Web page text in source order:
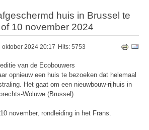
huis in Brussel te
10 november 2024
2024 20:17 Hits: 5753
van de Ecobouwers
opnieuw een huis te bezoeken dat helemaal
Het gaat om een nieuwbouw-rijhuis in
Woluwe (Brussel).
november, rondleiding in het Frans.